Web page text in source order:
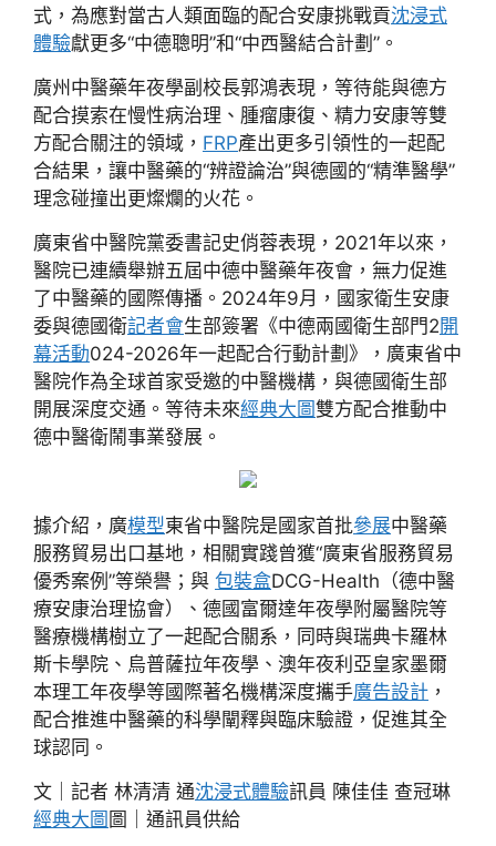
式，為應對當古人類面臨的配合安康挑戰貢沈浸式
體驗獻更多“中德聰明”和“中西醫結合計劃”。
廣州中醫藥年夜學副校長郭鴻表現，等待能與德方
配合摸索在慢性病治理、腫瘤康復、精力安康等雙
方配合關注的領域， FRP產出更多引領性的一起配
合結果，讓中醫藥的“辨證論治”與德國的“精準醫學”
理念碰撞出更燦爛的火花。
廣東省中醫院黨委書記史俏蓉表現，2021年以來，
醫院已連續舉辦五屆中德中醫藥年夜會，無力促進
了中醫藥的國際傳播。2024年9月，國家衛生安康
委與德國衛記者會生部簽署《中德兩國衛生部門2開
幕活動024-2026年一起配合行動計劃》，廣東省中
醫院作為全球首家受邀的中醫機構，與德國衛生部
開展深度交通。等待未來經典大圖雙方配合推動中
德中醫衛鬧事業發展。
據介紹，廣模型東省中醫院是國家首批參展中醫藥
服務貿易出口基地，相關實踐曾獲“廣東省服務貿易
優秀案例”等榮譽；與 包裝盒DCG-Health（德中醫
療安康治理協會）、德國富爾達年夜學附屬醫院等
醫療機構樹立了一起配合關系，同時與瑞典卡羅林
斯卡學院、烏普薩拉年夜學、澳年夜利亞皇家墨爾
本理工年夜學等國際著名機構深度攜手廣告設計 ，
配合推進中醫藥的科學闡釋與臨床驗證，促進其全
球認同。
文｜記者 林清清 通沈浸式體驗訊員 陳佳佳 查冠琳
經典大圖 圖｜通訊員供給